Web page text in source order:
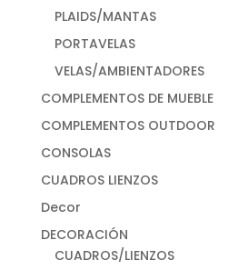
PLAIDS/MANTAS
PORTAVELAS
VELAS/AMBIENTADORES
COMPLEMENTOS DE MUEBLE
COMPLEMENTOS OUTDOOR
CONSOLAS
CUADROS LIENZOS
Decor
DECORACIÓN
CUADROS/LIENZOS